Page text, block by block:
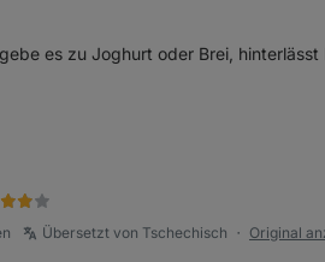
es zu Joghurt oder Brei,
Übersetzt von Tschechisch ●
Original